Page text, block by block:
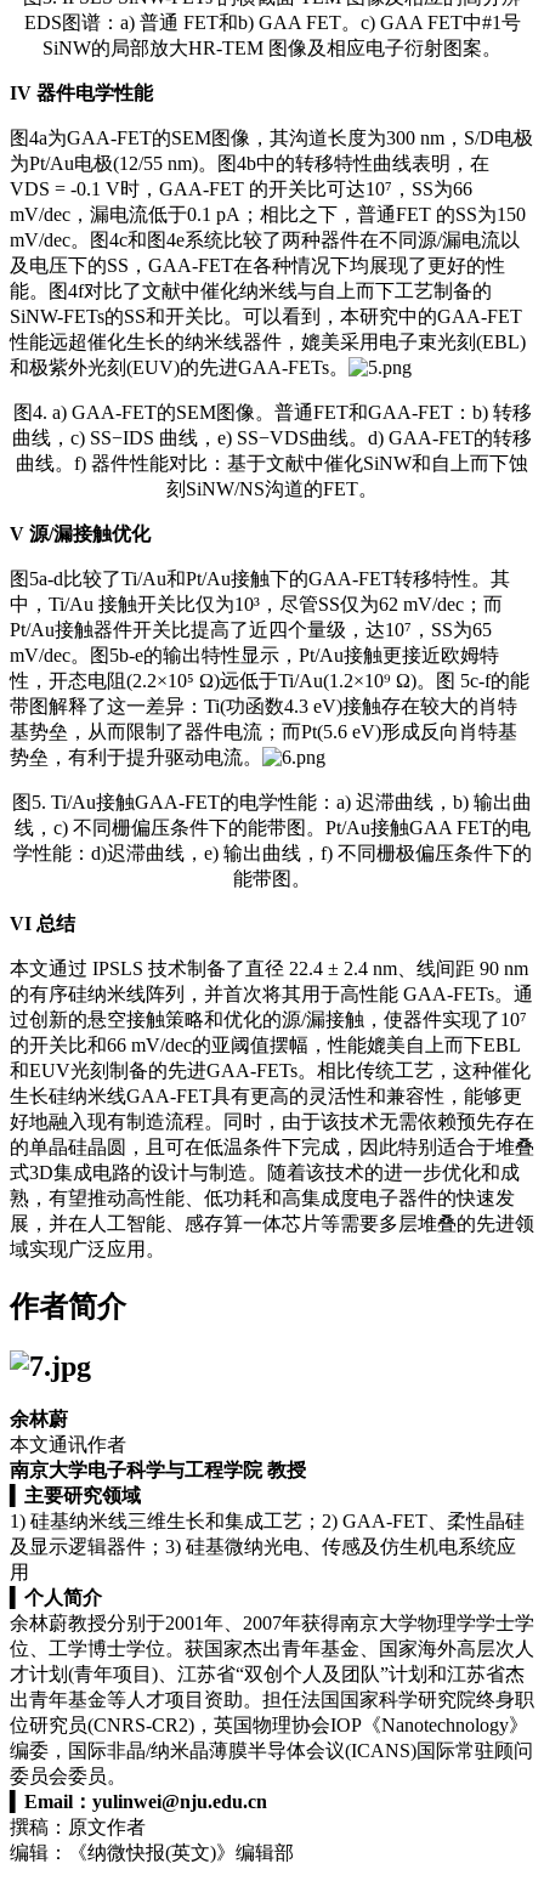
EDS图谱：a) 普通 FET和b) GAA FET。c) GAA FET中#1号
SiNW的局部放大HR-TEM 图像及相应电子衍射图案。
IV 器件电学性能
图4a为GAA-FET的SEM图像，其沟道长度为300 nm，S/D电极
为Pt/Au电极(12/55 nm)。图4b中的转移特性曲线表明，在
VDS = -0.1 V时，GAA-FET 的开关比可达10⁷，SS为66
mV/dec，漏电流低于0.1 pA；相比之下，普通FET 的SS为150
mV/dec。图4c和图4e系统比较了两种器件在不同源/漏电流以
及电压下的SS，GAA-FET在各种情况下均展现了更好的性
能。图4f对比了文献中催化纳米线与自上而下工艺制备的
SiNW-FETs的SS和开关比。可以看到，本研究中的GAA-FET
性能远超催化生长的纳米线器件，媲美采用电子束光刻(EBL)
和极紫外光刻(EUV)的先进GAA-FETs。
图4. a) GAA-FET的SEM图像。普通FET和GAA-FET：b) 转移
曲线，c) SS−IDS 曲线，e) SS−VDS曲线。d) GAA-FET的转移
曲线。f) 器件性能对比：基于文献中催化SiNW和自上而下蚀
刻SiNW/NS沟道的FET。
V 源/漏接触优化
图5a-d比较了Ti/Au和Pt/Au接触下的GAA-FET转移特性。其
中，Ti/Au 接触开关比仅为10³，尽管SS仅为62 mV/dec；而
Pt/Au接触器件开关比提高了近四个量级，达10⁷，SS为65
mV/dec。图5b-e的输出特性显示，Pt/Au接触更接近欧姆特
性，开态电阻(2.2×10⁵ Ω)远低于Ti/Au(1.2×10⁹ Ω)。图 5c-f的能
带图解释了这一差异：Ti(功函数4.3 eV)接触存在较大的肖特
基势垒，从而限制了器件电流；而Pt(5.6 eV)形成反向肖特基
势垒，有利于提升驱动电流。
图5. Ti/Au接触GAA-FET的电学性能：a) 迟滞曲线，b) 输出曲
线，c) 不同栅偏压条件下的能带图。Pt/Au接触GAA FET的电
学性能：d)迟滞曲线，e) 输出曲线，f) 不同栅极偏压条件下的
能带图。
VI 总结
本文通过 IPSLS 技术制备了直径 22.4 ± 2.4 nm、线间距 90 nm
的有序硅纳米线阵列，并首次将其用于高性能 GAA-FETs。通
过创新的悬空接触策略和优化的源/漏接触，使器件实现了10⁷
的开关比和66 mV/dec的亚阈值摆幅，性能媲美自上而下EBL
和EUV光刻制备的先进GAA-FETs。相比传统工艺，这种催化
生长硅纳米线GAA-FET具有更高的灵活性和兼容性，能够更
好地融入现有制造流程。同时，由于该技术无需依赖预先存在
的单晶硅晶圆，且可在低温条件下完成，因此特别适合于堆叠
式3D集成电路的设计与制造。随着该技术的进一步优化和成
熟，有望推动高性能、低功耗和高集成度电子器件的快速发
展，并在人工智能、感存算一体芯片等需要多层堆叠的先进领
域实现广泛应用。
作者简介
余林蔚
本文通讯作者
南京大学电子科学与工程学院 教授
主要研究领域
1) 硅基纳米线三维生长和集成工艺；2) GAA-FET、柔性晶硅
及显示逻辑器件；3) 硅基微纳光电、传感及仿生机电系统应
用
个人简介
余林蔚教授分别于2001年、2007年获得南京大学物理学学士学
位、工学博士学位。获国家杰出青年基金、国家海外高层次人
才计划(青年项目)、江苏省“双创个人及团队”计划和江苏省杰
出青年基金等人才项目资助。担任法国国家科学研究院终身职
位研究员(CNRS-CR2)，英国物理协会IOP《Nanotechnology》
编委，国际非晶/纳米晶薄膜半导体会议(ICANS)国际常驻顾问
委员会委员。
Email： yulinwei@nju.edu.cn
撰稿：原文作者
编辑：《纳微快报(英文)》编辑部